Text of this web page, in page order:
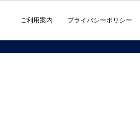
ご利用案内 プライバシーポリシー